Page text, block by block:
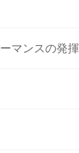
マンスの発揮